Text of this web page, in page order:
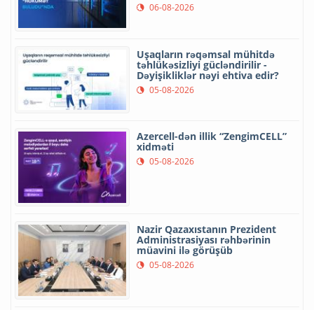
06-08-2026
Uşaqların rəqəmsal mühitdə
təhlükəsizliyi gücləndirilir -
Dəyişikliklər nəyi ehtiva edir?
05-08-2026
Azercell-dən illik “ZengimCELL”
xidməti
05-08-2026
Nazir Qazaxıstanın Prezident
Administrasiyası rəhbərinin
müavini ilə görüşüb
05-08-2026